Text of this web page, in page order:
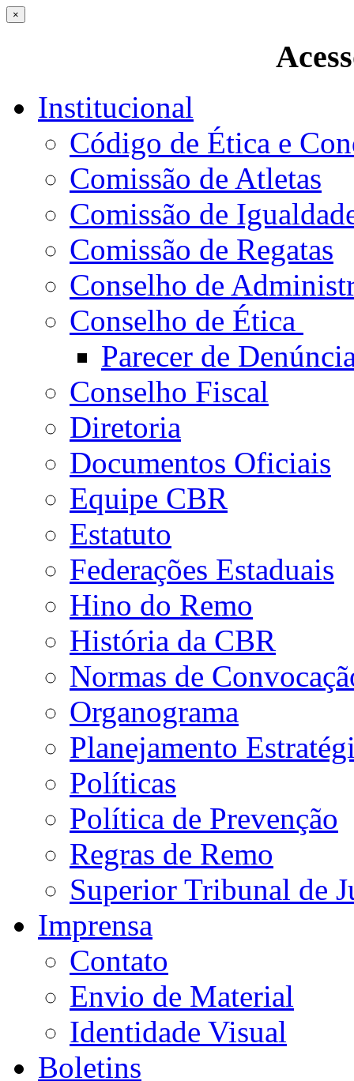
×
Institucional
Código de Ética e
Comissão de Atletas
Comissão de
Comissão de Regatas
Conselho de
Conselho de Ética
Parecer de
Conselho Fiscal
Diretoria
Documentos Oficiais
Equipe CBR
Estatuto
Federações Estaduais
Hino do Remo
História da CBR
Normas de
Organograma
Planejamento
Políticas
Política de Prevenção
Regras de Remo
Superior Tribunal de
Imprensa
Contato
Envio de Material
Identidade Visual
Boletins